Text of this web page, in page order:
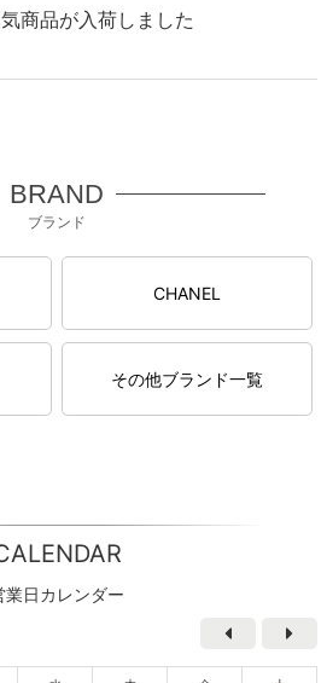
商品が入荷しました
BRAND
ブランド
CHANEL
その他ブランド一覧
業日カレンダー